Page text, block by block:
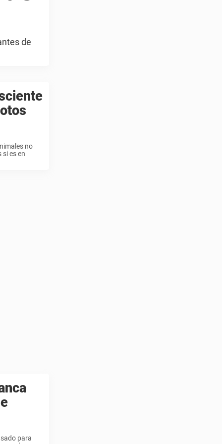
de
no
es en
para